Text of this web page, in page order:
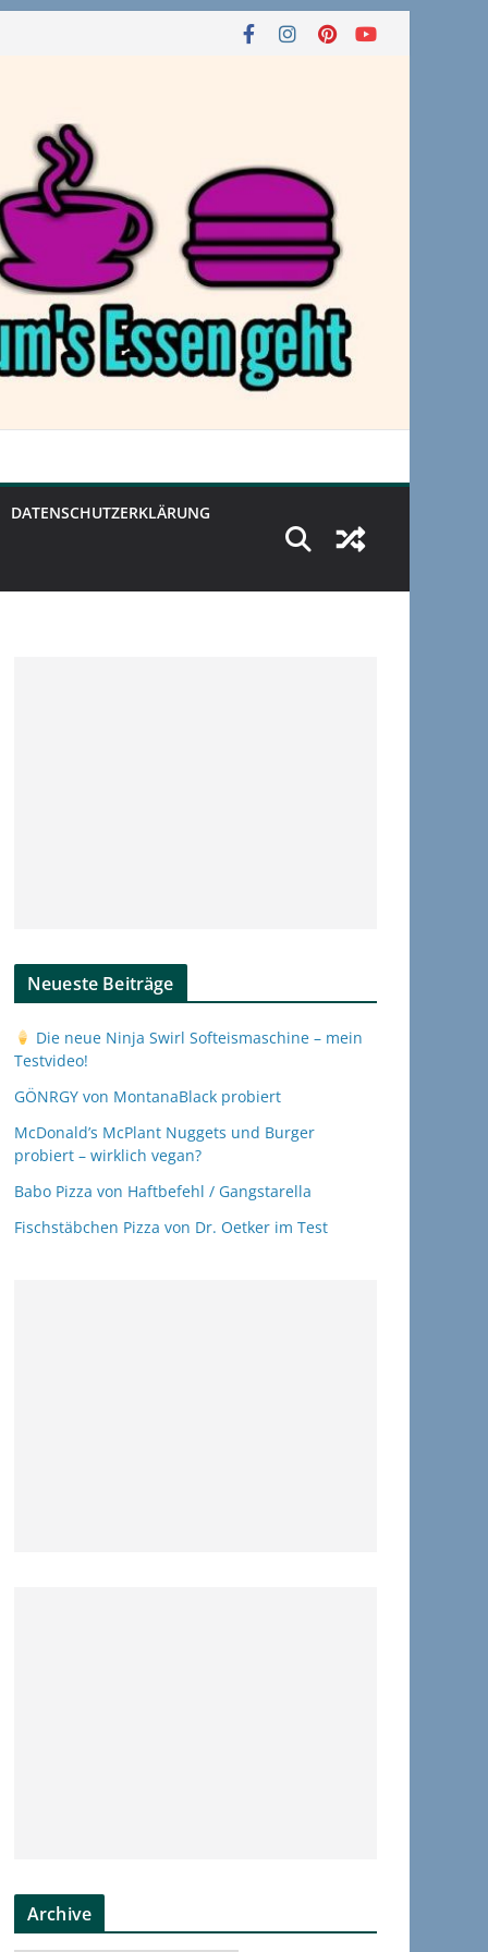
DATENSCHUTZERKLÄRUNG
Neueste Beiträge
Die neue Ninja Swirl Softeismaschine – mein
Testvideo!
GÖNRGY von MontanaBlack probiert
McDonald’s McPlant Nuggets und Burger
probiert – wirklich vegan?
Babo Pizza von Haftbefehl / Gangstarella
Fischstäbchen Pizza von Dr. Oetker im Test
Archive